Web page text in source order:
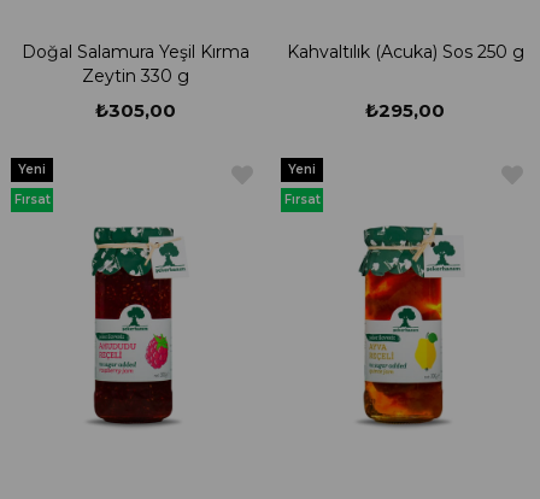
Doğal Salamura Yeşil Kırma
Zeytin 330 g
₺305,00
Kahvaltılık (Acuka) Sos 250 g
₺295,00
Yeni
Ürün
Fırsat
Yeni
Ürün
Fırsat